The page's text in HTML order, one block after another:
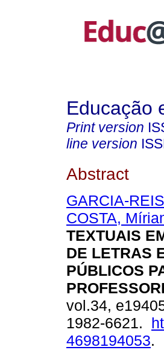
Educação
Print version
line version
Abstract
GARCIA-
COSTA,
TEXTUAIS
DE LETRAS
PÚBLICOS
vol.34,
1982-6621.
4698194053.